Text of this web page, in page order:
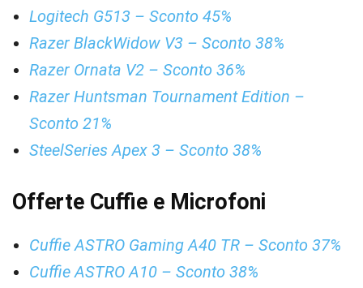
Logitech G513 – Sconto 45%
Razer BlackWidow V3 – Sconto 38%
Razer Ornata V2 – Sconto 36%
Razer Huntsman Tournament Edition –
Sconto 21%
SteelSeries Apex 3 – Sconto 38%
Offerte Cuffie e Microfoni
Cuffie ASTRO Gaming A40 TR – Sconto 37%
Cuffie ASTRO A10 – Sconto 38%